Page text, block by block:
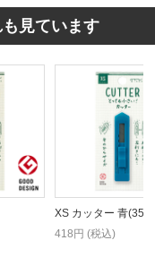
見ています
XS カッター 青
418円 (税込)